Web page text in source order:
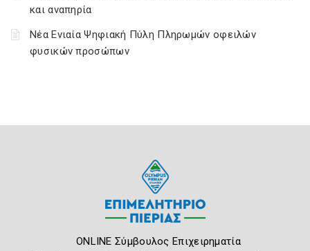
και αναπηρία
Νέα Ενιαία Ψηφιακή Πύλη Πληρωμών οφειλών
φυσικών προσώπων
ONLINE Σύμβουλος Επιχειρηματία